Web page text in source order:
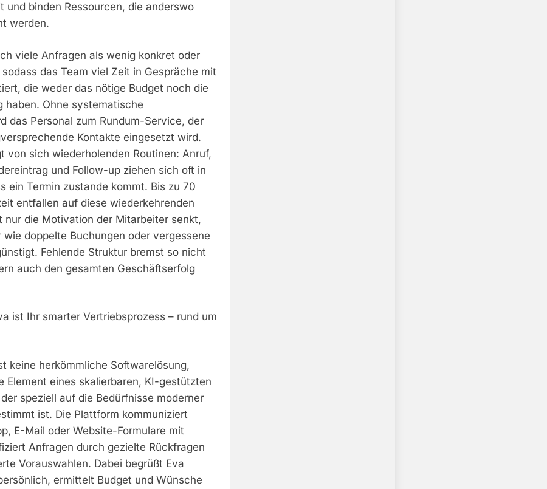
und binden Ressourcen, die anderswo
werden.
viele Anfragen als wenig konkret oder
das Team viel Zeit in Gespräche mit
die weder das nötige Budget noch die
haben. Ohne systematische
das Personal zum Rundum-Service, der
Kontakte eingesetzt wird.
von sich wiederholenden Routinen: Anruf,
und Follow-up ziehen sich oft in
ein Termin zustande kommt. Bis zu 70
entfallen auf diese wiederkehrenden
nur die Motivation der Mitarbeiter senkt,
wie doppelte Buchungen oder vergessene
Fehlende Struktur bremst so nicht
auch den gesamten Geschäftserfolg
ist Ihr smarter Vertriebsprozess – rund um
keine herkömmliche Softwarelösung,
Element eines skalierbaren, KI-gestützten
speziell auf die Bedürfnisse moderner
ist. Die Plattform kommuniziert
E-Mail oder Website-Formulare mit
Anfragen durch gezielte Rückfragen
Vorauswahlen. Dabei begrüßt Eva
ermittelt Budget und Wünsche